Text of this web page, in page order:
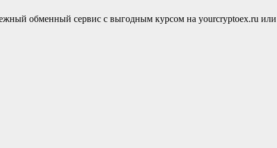
обменный сервис с выгодным курсом на yourcryptoex.ru или